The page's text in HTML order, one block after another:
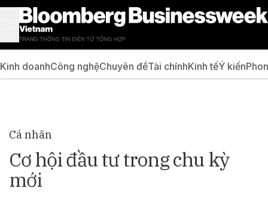
Kinh doanhCông nghệChuyên đềTài chínhKinh tếÝ kiến
Cá nhân
Cơ hội đầu tư trong chu kỳ
mới